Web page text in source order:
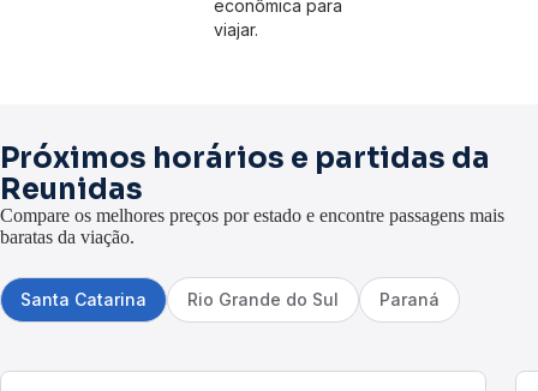
econômica para
viajar.
Próximos horários e partidas da
Reunidas
Compare os melhores preços por estado e encontre passagens mais
baratas da viação.
Santa Catarina Rio Grande do Sul Paraná